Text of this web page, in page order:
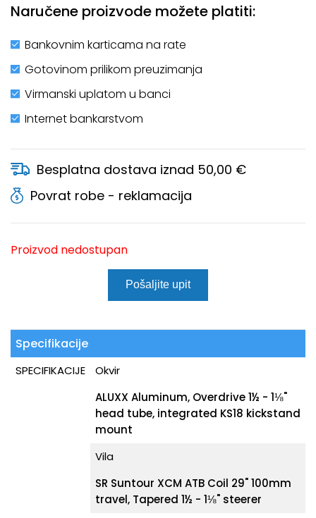
Naručene proizvode možete platiti:
Bankovnim karticama na rate
Gotovinom prilikom preuzimanja
Virmanski uplatom u banci
Internet bankarstvom
Besplatna dostava iznad 50,00 €
Povrat robe - reklamacija
Proizvod nedostupan
Pošaljite upit
Specifikacije
SPECIFIKACIJE
Okvir
ALUXX Aluminum, Overdrive 1½ - 1⅛"
head tube, integrated KS18 kickstand
mount
Vila
SR Suntour XCM ATB Coil 29" 100mm
travel, Tapered 1½ - 1⅛" steerer